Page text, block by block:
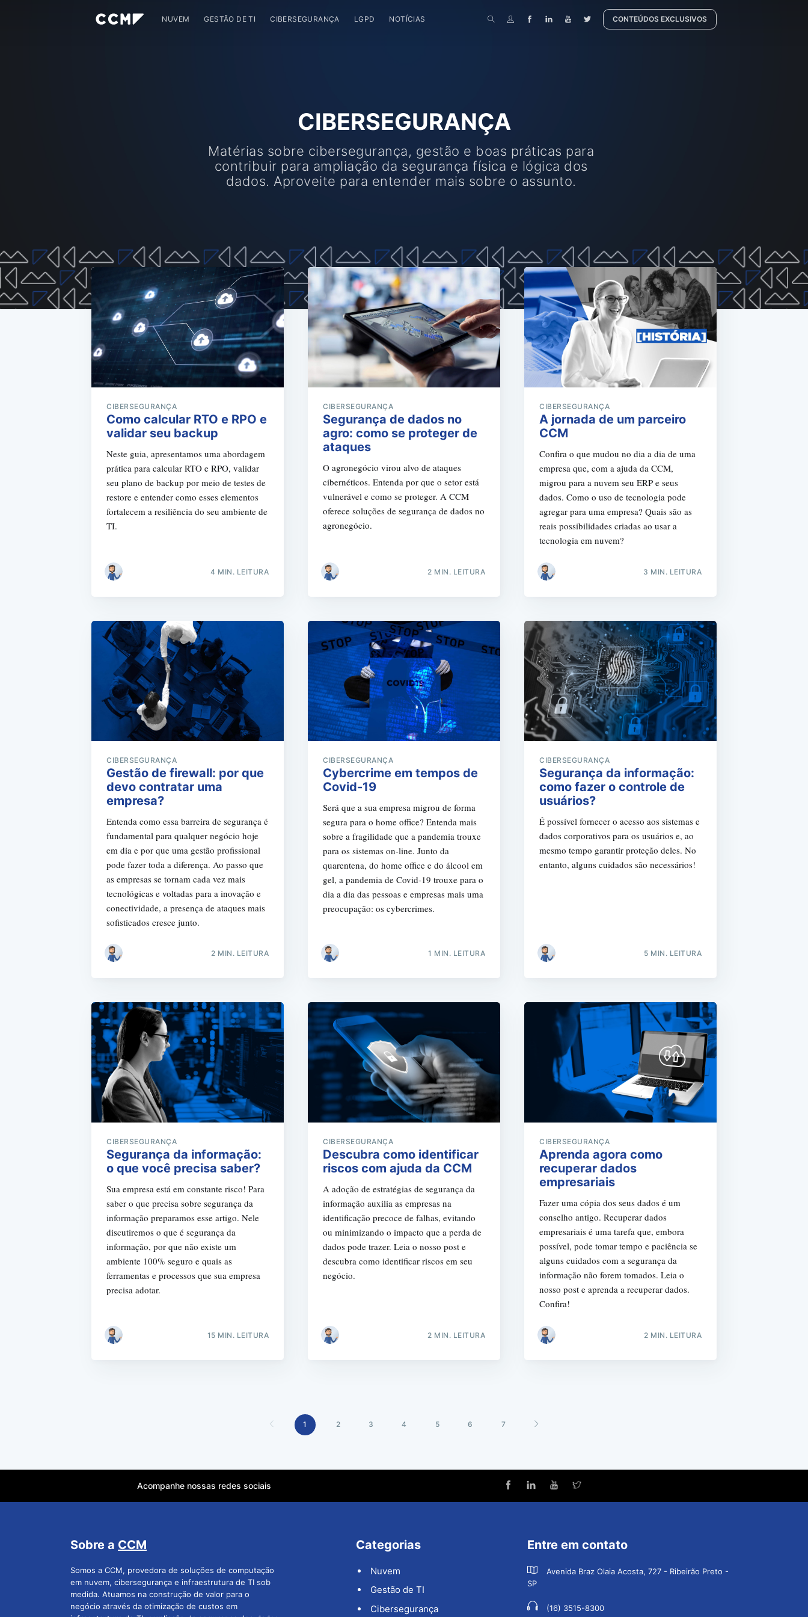
NUVEM GESTÃO DE TI CIBERSEGURANÇA LGPD NOTÍCIAS CONTEÚDOS EXCLUSIVOS
CIBERSEGURANÇA
Matérias sobre cibersegurança, gestão e boas práticas para
contribuir para ampliação da segurança física e lógica dos
dados. Aproveite para entender mais sobre o assunto.
CIBERSEGURANÇA
Como calcular RTO e RPO e
validar seu backup
Neste guia, apresentamos uma abordagem
prática para calcular RTO e RPO, validar
seu plano de backup por meio de testes de
restore e entender como esses elementos
fortalecem a resiliência do seu ambiente de
TI.
4 MIN. LEITURA
CIBERSEGURANÇA
Segurança de dados no
agro: como se proteger de
ataques
O agronegócio virou alvo de ataques
cibernéticos. Entenda por que o setor está
vulnerável e como se proteger. A CCM
oferece soluções de segurança de dados no
agronegócio.
2 MIN. LEITURA
CIBERSEGURANÇA
A jornada de um parceiro
CCM
Confira o que mudou no dia a dia de uma
empresa que, com a ajuda da CCM,
migrou para a nuvem seu ERP e seus
dados. Como o uso de tecnologia pode
agregar para uma empresa? Quais são as
reais possibilidades criadas ao usar a
tecnologia em nuvem?
3 MIN. LEITURA
CIBERSEGURANÇA
Gestão de firewall: por que
devo contratar uma
empresa?
Entenda como essa barreira de segurança é
fundamental para qualquer negócio hoje
em dia e por que uma gestão profissional
pode fazer toda a diferença. Ao passo que
as empresas se tornam cada vez mais
tecnológicas e voltadas para a inovação e
conectividade, a presença de ataques mais
sofisticados cresce junto.
2 MIN. LEITURA
CIBERSEGURANÇA
Cybercrime em tempos de
Covid-19
Será que a sua empresa migrou de forma
segura para o home office? Entenda mais
sobre a fragilidade que a pandemia trouxe
para os sistemas on-line. Junto da
quarentena, do home office e do álcool em
gel, a pandemia de Covid-19 trouxe para o
dia a dia das pessoas e empresas mais uma
preocupação: os cybercrimes.
1 MIN. LEITURA
CIBERSEGURANÇA
Segurança da informação:
como fazer o controle de
usuários?
É possível fornecer o acesso aos sistemas e
dados corporativos para os usuários e, ao
mesmo tempo garantir proteção deles. No
entanto, alguns cuidados são necessários!
5 MIN. LEITURA
CIBERSEGURANÇA
Segurança da informação:
o que você precisa saber?
Sua empresa está em constante risco! Para
saber o que precisa sobre segurança da
informação preparamos esse artigo. Nele
discutiremos o que é segurança da
informação, por que não existe um
ambiente 100% seguro e quais as
ferramentas e processos que sua empresa
precisa adotar.
15 MIN. LEITURA
CIBERSEGURANÇA
Descubra como identificar
riscos com ajuda da CCM
A adoção de estratégias de segurança da
informação auxilia as empresas na
identificação precoce de falhas, evitando
ou minimizando o impacto que a perda de
dados pode trazer. Leia o nosso post e
descubra como identificar riscos em seu
negócio.
2 MIN. LEITURA
CIBERSEGURANÇA
Aprenda agora como
recuperar dados
empresariais
Fazer uma cópia dos seus dados é um
conselho antigo. Recuperar dados
empresariais é uma tarefa que, embora
possível, pode tomar tempo e paciência se
alguns cuidados com a segurança da
informação não forem tomados. Leia o
nosso post e aprenda a recuperar dados.
Confira!
2 MIN. LEITURA
1 2 3 4 5 6 7
Acompanhe nossas redes sociais
Sobre a CCM
Somos a CCM, provedora de soluções de computação
em nuvem, cibersegurança e infraestrutura de TI sob
medida. Atuamos na construção de valor para o
negócio através da otimização de custos em
Categorias
Nuvem
Gestão de TI
Cibersegurança
Entre em contato
Avenida Braz Olaia Acosta, 727 - Ribeirão Preto -
SP
(16) 3515-8300